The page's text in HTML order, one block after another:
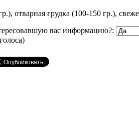
отварная грудка (100-150 гр.),
вас информацию?:
голоса)